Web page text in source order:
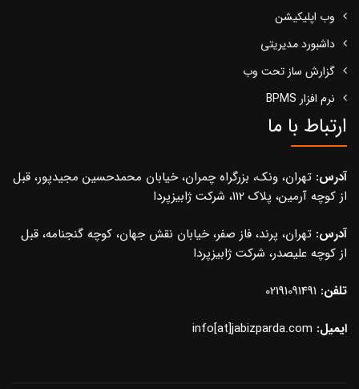
وب اپلیکیشن
داشبورد مدیریتی
گزارش ساز تحت وب
نرم افزار BPMS
ارتباط با ما
آدرس: تهران، ونک، بزرگراه چمران، خیابان محمدحسین مجیدپور، قبل
از کوچه آرمین، پلاک 112، شرکت ژابیزپردا
آدرس: تهران، پرند، فاز صفر، خیابان نقش جهان، کوچه گنجنامه، قبل
از کوچه علیصدر، شرکت ژابیزپردا
تلفن: 02191091491
ایمیل: info[at]jabizparda.com